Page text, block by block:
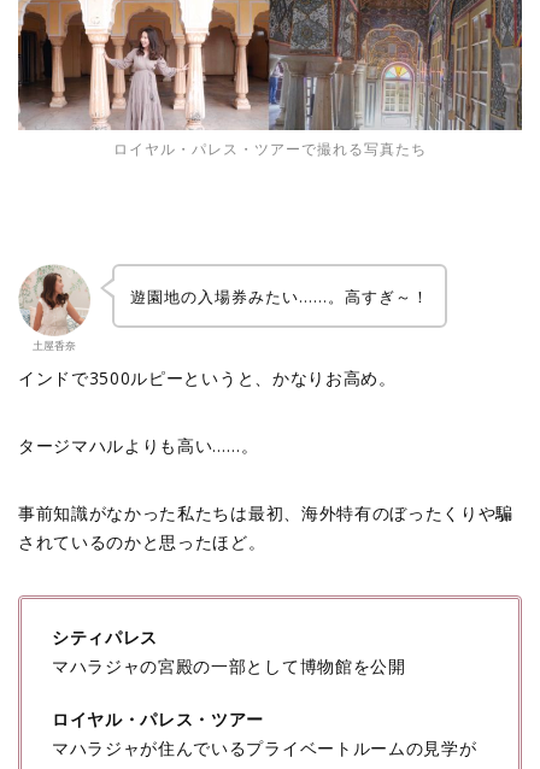
ロイヤル・パレス・ツアーで撮れる写真たち
土屋香奈
遊園地の入場券みたい……。高すぎ～！
インドで3500ルピーというと、かなりお高め。
タージマハルよりも高い……。
事前知識がなかった私たちは最初、海外特有のぼったくりや騙
されているのかと思ったほど。
シティパレス
マハラジャの宮殿の一部として博物館を公開
ロイヤル・パレス・ツアー
マハラジャが住んでいるプライベートルームの見学が